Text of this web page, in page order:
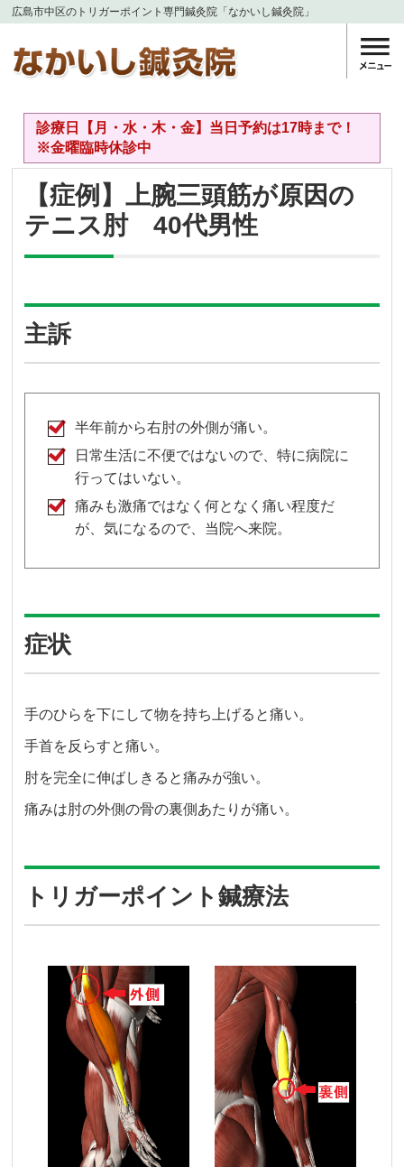
広島市中区のトリガーポイント専門鍼灸院「なかいし鍼灸院」
診療日【月・水・木・金】当日予約は17時まで！
※金曜臨時休診中
【症例】上腕三頭筋が原因の
テニス肘 40代男性
主訴
半年前から右肘の外側が痛い。
日常生活に不便ではないので、特に病院に
行ってはいない。
痛みも激痛ではなく何となく痛い程度だ
が、気になるので、当院へ来院。
症状
手のひらを下にして物を持ち上げると痛い。
手首を反らすと痛い。
肘を完全に伸ばしきると痛みが強い。
痛みは肘の外側の骨の裏側あたりが痛い。
トリガーポイント鍼療法